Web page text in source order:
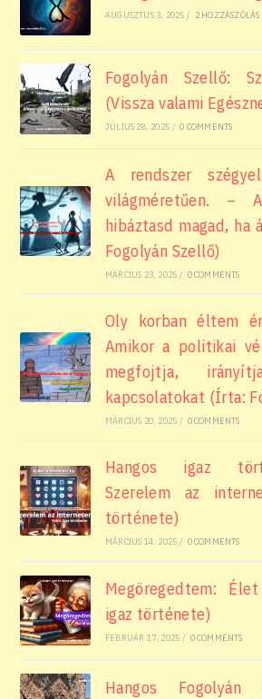
AUGUSZTUS 3, 2025 / 2 HOZZÁSZÓLÁS
Fogolyán Szellő:
(Vissza valami
JÚLIUS 28, 2025 / 0 COMMENTS
A rendszer
világméretűen. –
hibáztasd magad, ha
Fogolyán Szellő)
MÁRCIUS 23, 2025 / 0 COMMENTS
Oly korban éltem
Amikor a politikai
megfojtja,
kapcsolatokat (Írta:
MÁRCIUS 20, 2025 / 0 COMMENTS
Hangos igaz
Szerelem az
története)
MÁRCIUS 14, 2025 / 0 COMMENTS
Megöregedtem:
igaz története)
FEBRUÁR 17, 2025 / 0 COMMENTS
Hangos Fogolyán